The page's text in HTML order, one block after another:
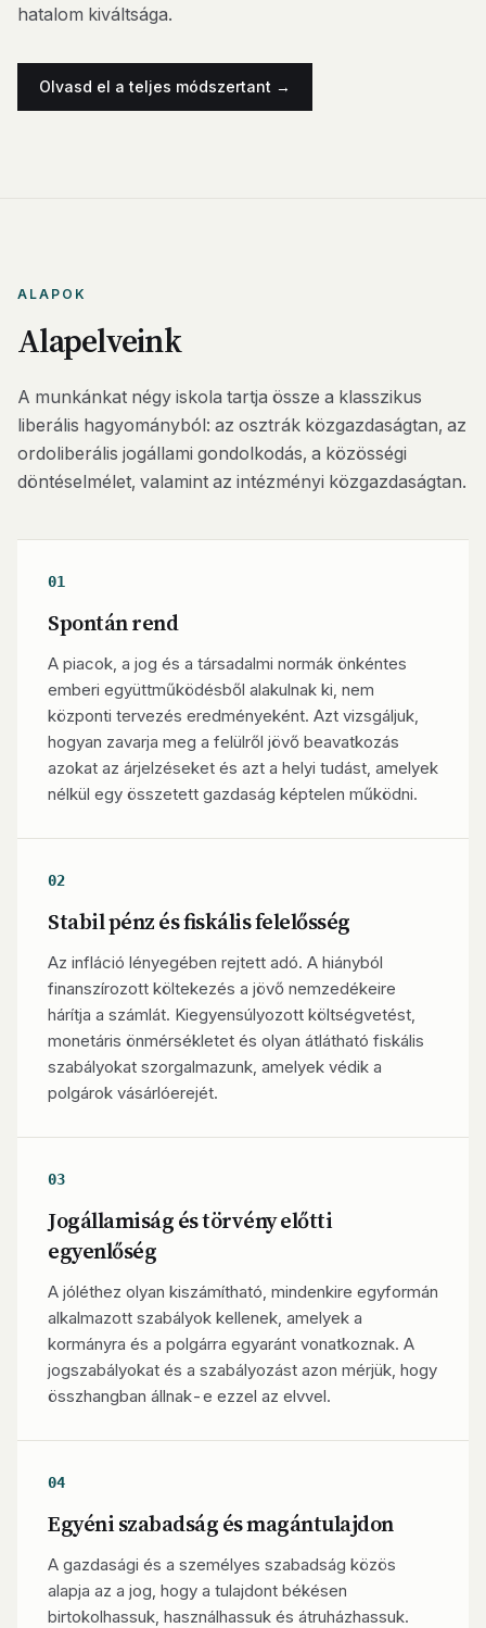
hatalom kiváltsága.
Olvasd el a teljes módszertant →
ALAPOK
Alapelveink
A munkánkat négy iskola tartja össze a klasszikus
liberális hagyományból: az osztrák közgazdaságtan, az
ordoliberális jogállami gondolkodás, a közösségi
döntéselmélet, valamint az intézményi közgazdaságtan.
01
Spontán rend
A piacok, a jog és a társadalmi normák önkéntes
emberi együttműködésből alakulnak ki, nem
központi tervezés eredményeként. Azt vizsgáljuk,
hogyan zavarja meg a felülről jövő beavatkozás
azokat az árjelzéseket és azt a helyi tudást, amelyek
nélkül egy összetett gazdaság képtelen működni.
02
Stabil pénz és fiskális felelősség
Az infláció lényegében rejtett adó. A hiányból
finanszírozott költekezés a jövő nemzedékeire
hárítja a számlát. Kiegyensúlyozott költségvetést,
monetáris önmérsékletet és olyan átlátható fiskális
szabályokat szorgalmazunk, amelyek védik a
polgárok vásárlóerejét.
03
Jogállamiság és törvény előtti
egyenlőség
A jóléthez olyan kiszámítható, mindenkire egyformán
alkalmazott szabályok kellenek, amelyek a
kormányra és a polgárra egyaránt vonatkoznak. A
jogszabályokat és a szabályozást azon mérjük, hogy
összhangban állnak-e ezzel az elvvel.
04
Egyéni szabadság és magántulajdon
A gazdasági és a személyes szabadság közös
alapja az a jog, hogy a tulajdont békésen
birtokolhassuk, használhassuk és átruházhassuk.